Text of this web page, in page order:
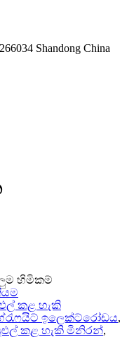
Shandong China
හිමිකම්
කළ හැකි
ඉලෙක්ට්රෝඩය,
කළ හැකි මිනිරන්,